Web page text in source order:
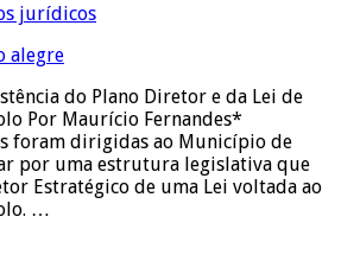
jurídicos
do Plano Diretor e da Lei de
Por Maurício Fernandes*
foram dirigidas ao Município de
por uma estrutura legislativa que
Estratégico de uma Lei voltada ao
…